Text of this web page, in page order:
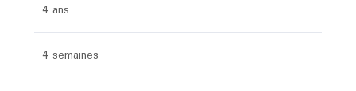
4 ans
4 semaines